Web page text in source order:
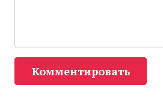
Комментировать